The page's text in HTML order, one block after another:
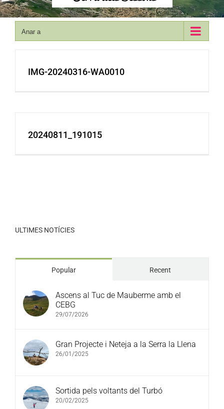
Anar a
IMG-20240316-WA0010
20240811_191015
ULTIMES NOTÍCIES
Popular Recent
Ascens al Tuc de Mauberme amb el
CEBG
29/07/2026
Gran Projecte i Neteja a la Serra la Llena
26/01/2025
Sortida pels voltants del Turbó
20/02/2025